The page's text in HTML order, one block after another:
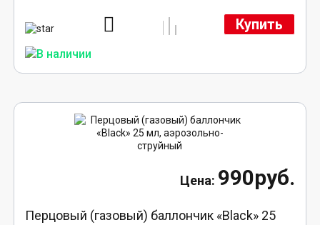
Купить
990руб.
Перцовый (газовый) баллончик «Black» 25